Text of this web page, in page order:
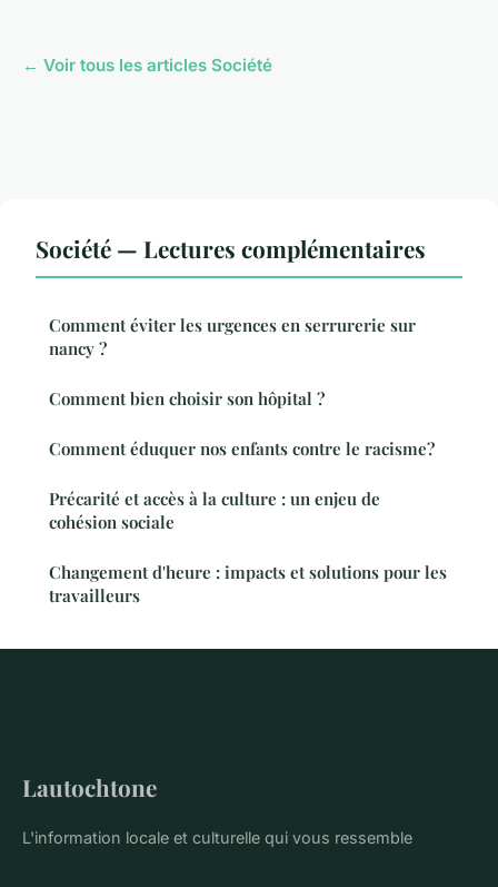
← Voir tous les articles Société
Société — Lectures complémentaires
Comment éviter les urgences en serrurerie sur
nancy ?
Comment bien choisir son hôpital ?
Comment éduquer nos enfants contre le racisme?
Précarité et accès à la culture : un enjeu de
cohésion sociale
Changement d'heure : impacts et solutions pour les
travailleurs
Lautochtone
L'information locale et culturelle qui vous ressemble